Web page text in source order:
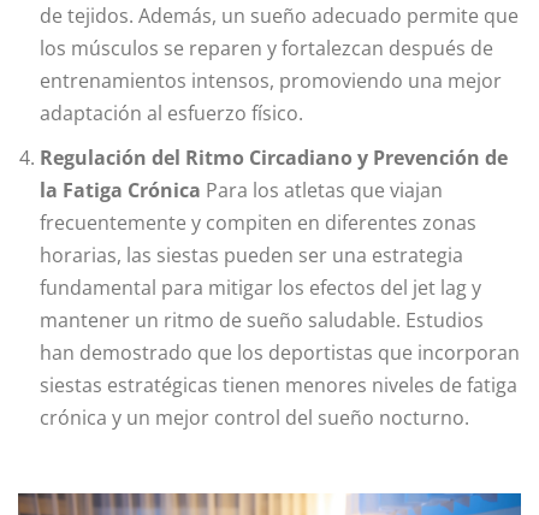
de tejidos. Además, un sueño adecuado permite que
los músculos se reparen y fortalezcan después de
entrenamientos intensos, promoviendo una mejor
adaptación al esfuerzo físico.
Regulación del Ritmo Circadiano y Prevención de
la Fatiga Crónica Para los atletas que viajan
frecuentemente y compiten en diferentes zonas
horarias, las siestas pueden ser una estrategia
fundamental para mitigar los efectos del jet lag y
mantener un ritmo de sueño saludable. Estudios
han demostrado que los deportistas que incorporan
siestas estratégicas tienen menores niveles de fatiga
crónica y un mejor control del sueño nocturno.